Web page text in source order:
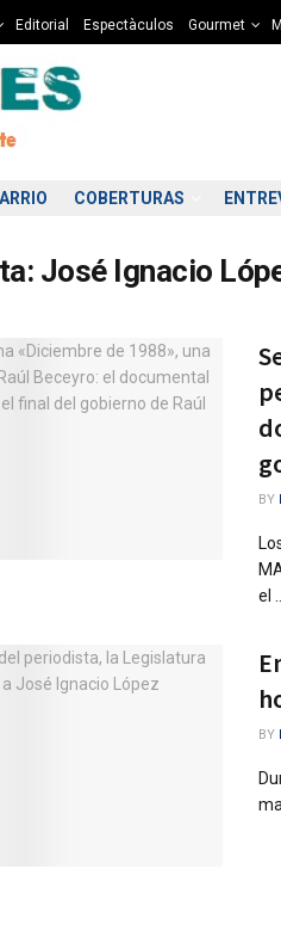
Editorial Espectàculos Gourmet
COBERTURAS
José Ignacio
BY
el ...
BY